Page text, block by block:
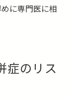
に専門医に相
症のリス